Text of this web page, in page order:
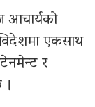
एकसाथ
र